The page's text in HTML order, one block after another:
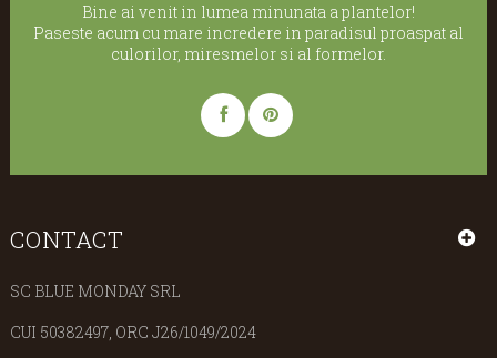
Bine ai venit in lumea minunata a plantelor!
Paseste acum cu mare incredere in paradisul proaspat al
culorilor, miresmelor si al formelor.
CONTACT
SC BLUE MONDAY SRL
CUI 50382497, ORC J26/1049/2024